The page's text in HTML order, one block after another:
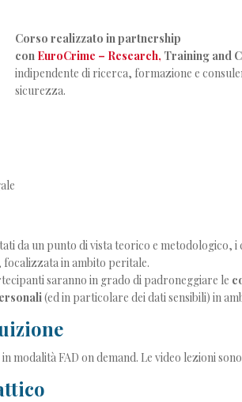
Corso realizzato in partnership
con EuroCrime – Research, Training and
indipendente di ricerca, formazione e
sicurezza.
da un punto di vista teorico e metodologico,
in ambito peritale.
saranno in grado di padroneggiare le
(ed in particolare dei dati sensibili) in
modalità FAD on demand. Le video lezioni